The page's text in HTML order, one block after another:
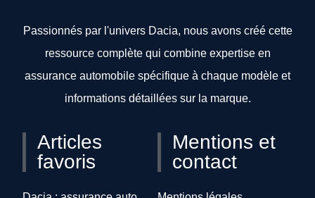
Passionnés par l'univers Dacia, nous avons créé cette
ressource complète qui combine expertise en
assurance automobile spécifique à chaque modèle et
informations détaillées sur la marque.
Articles
favoris
Mentions et
contact